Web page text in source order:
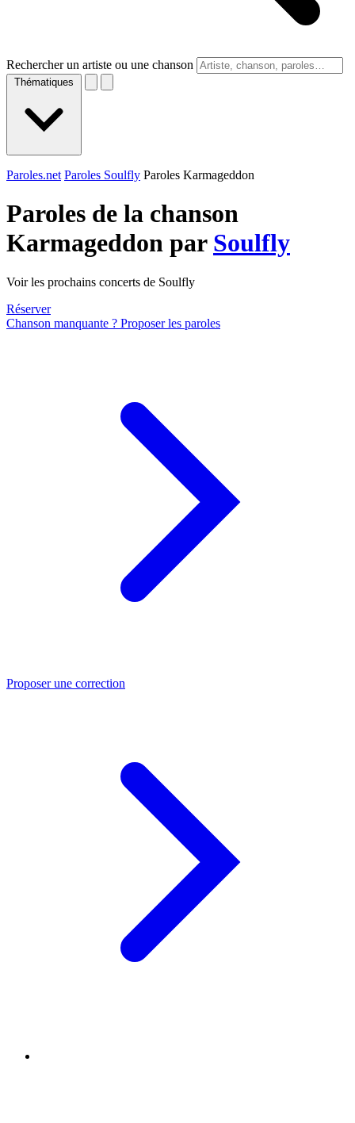
Rechercher un artiste ou une chanson
Thématiques
Paroles.net Paroles Soulfly Paroles Karmageddon
Paroles de la chanson
Karmageddon par Soulfly
Voir les prochains concerts de Soulfly
Réserver
Chanson manquante ? Proposer les paroles
Proposer une correction